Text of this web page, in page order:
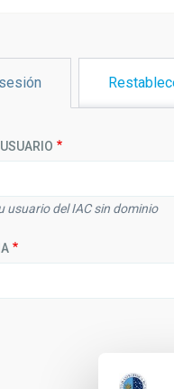
usuario del IAC sin dominio